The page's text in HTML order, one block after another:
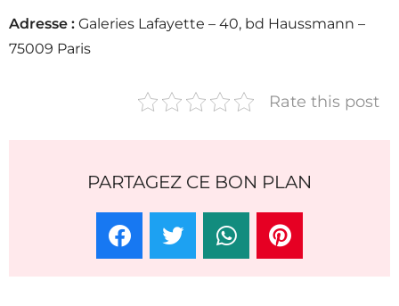
Adresse : Galeries Lafayette – 40, bd Haussmann –
75009 Paris
Rate this post
PARTAGEZ CE BON PLAN